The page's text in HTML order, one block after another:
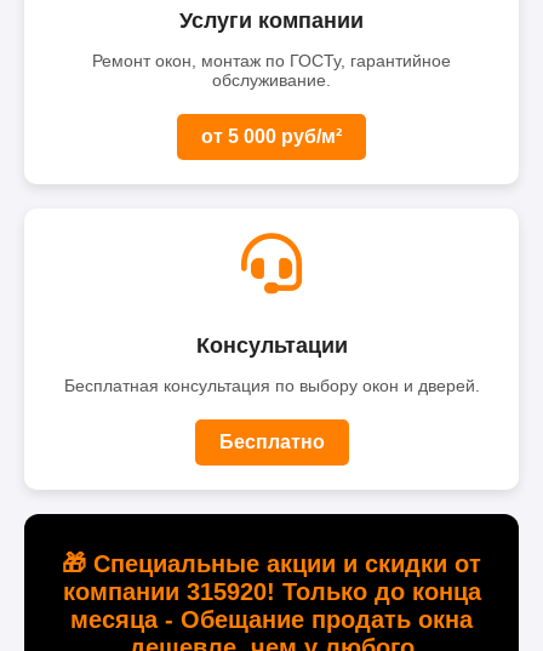
Услуги компании
Ремонт окон, монтаж по ГОСТу, гарантийное
обслуживание.
от 5 000 руб/м²
Консультации
Бесплатная консультация по выбору окон и дверей.
Бесплатно
🎁 Специальные акции и скидки от
компании 315920! Только до конца
месяца - Обещание продать окна